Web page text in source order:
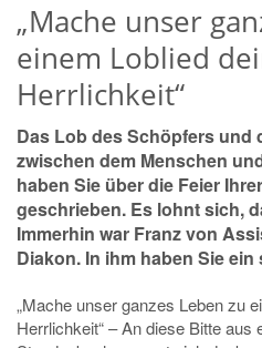
„Mache unser
einem Loblied
Herrlichkeit“
Das Lob des Schöpfers und
zwischen dem Menschen
haben Sie über die Feier
geschrieben. Es lohnt sich,
Immerhin war Franz von
Diakon. In ihm haben Sie
„Mache unser ganzes Leben zu
Herrlichkeit“ – An diese Bitte aus